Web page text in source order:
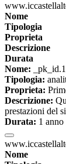
Nome
Tipologia
Proprieta
Descrizione
Durata
Nome:
Tipologia:
Proprieta:
Descrizione:
prestazioni del
Durata: 1 anno
Nome